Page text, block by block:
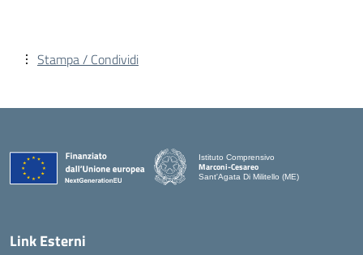
Stampa / Condividi
Istituto Comprensivo
Marconi-Cesareo
Sant'Agata Di Militello (ME)
Link Esterni